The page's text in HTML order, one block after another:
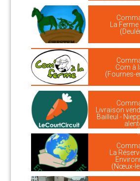
La
Com à
(Fournes-
Livraison
Bailleul -
La
(Nœux-